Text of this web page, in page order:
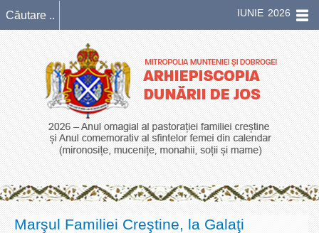
IUNIE 2026
Marşul Familiei Creştine, la Galaţi